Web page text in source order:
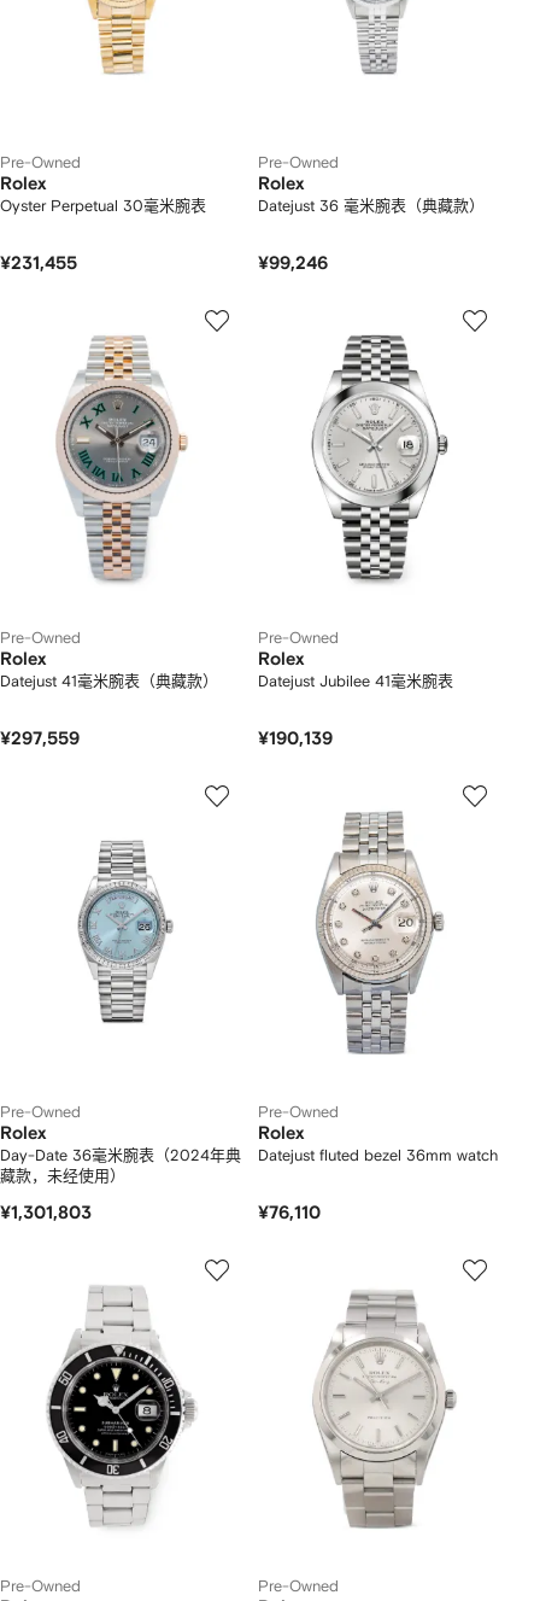
Pre-Owned
Rolex
Oyster Perpetual 30毫米腕表
¥231,455
Pre-Owned
Rolex
Datejust 36 毫米腕表（典藏款）
¥99,246
Pre-Owned
Rolex
Datejust 41毫米腕表（典藏款）
¥297,559
Pre-Owned
Rolex
Datejust Jubilee 41毫米腕表
¥190,139
Pre-Owned
Rolex
Day-Date 36毫米腕表（2024年典
藏款，未经使用）
¥1,301,803
Pre-Owned
Rolex
Datejust fluted bezel 36mm watch
¥76,110
Pre-Owned Pre-Owned